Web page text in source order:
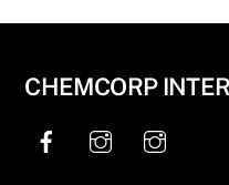
CHEMCORP